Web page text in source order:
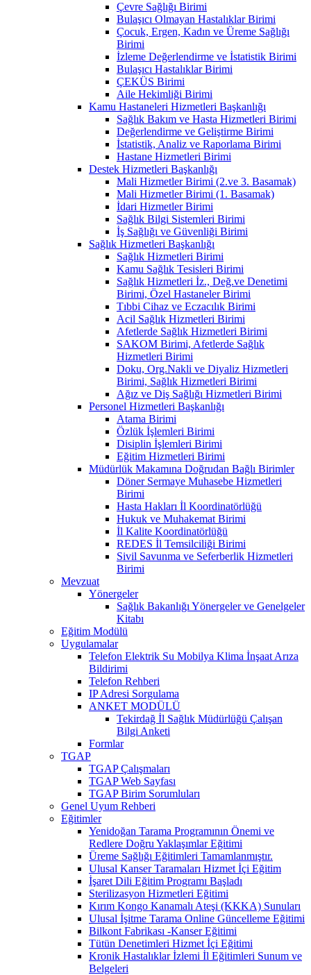
Çevre Sağlığı Birimi
Bulaşıcı Olmayan Hastalıklar Birimi
Çocuk, Ergen, Kadın ve Üreme Sağlığı
Birimi
İzleme Değerlendirme ve İstatistik Birimi
Bulaşıcı Hastalıklar Birimi
ÇEKÜS Birimi
Aile Hekimliği Birimi
Kamu Hastaneleri Hizmetleri Başkanlığı
Sağlık Bakım ve Hasta Hizmetleri Birimi
Değerlendirme ve Geliştirme Birimi
İstatistik, Analiz ve Raporlama Birimi
Hastane Hizmetleri Birimi
Destek Hizmetleri Başkanlığı
Mali Hizmetler Birimi (2.ve 3. Basamak)
Mali Hizmetler Birimi (1. Basamak)
İdari Hizmetler Birimi
Sağlık Bilgi Sistemleri Birimi
İş Sağlığı ve Güvenliği Birimi
Sağlık Hizmetleri Başkanlığı
Sağlık Hizmetleri Birimi
Kamu Sağlık Tesisleri Birimi
Sağlık Hizmetleri İz., Değ.ve Denetimi
Birimi, Özel Hastaneler Birimi
Tıbbi Cihaz ve Eczacılık Birimi
Acil Sağlık Hizmetleri Birimi
Afetlerde Sağlık Hizmetleri Birimi
SAKOM Birimi, Afetlerde Sağlık
Hizmetleri Birimi
Doku, Org.Nakli ve Diyaliz Hizmetleri
Birimi, Sağlık Hizmetleri Birimi
Ağız ve Diş Sağlığı Hizmetleri Birimi
Personel Hizmetleri Başkanlığı
Atama Birimi
Özlük İşlemleri Birimi
Disiplin İşlemleri Birimi
Eğitim Hizmetleri Birimi
Müdürlük Makamına Doğrudan Bağlı Birimler
Döner Sermaye Muhasebe Hizmetleri
Birimi
Hasta Hakları İl Koordinatörlüğü
Hukuk ve Muhakemat Birimi
İl Kalite Koordinatörlüğü
REDES İl Temsilciliği Birimi
Sivil Savunma ve Seferberlik Hizmetleri
Birimi
Mevzuat
Yönergeler
Sağlık Bakanlığı Yönergeler ve Genelgeler
Kitabı
Eğitim Modülü
Uygulamalar
Telefon Elektrik Su Mobilya Klima İnşaat Arıza
Bildirimi
Telefon Rehberi
IP Adresi Sorgulama
ANKET MODÜLÜ
Tekirdağ İl Sağlık Müdürlüğü Çalışan
Bilgi Anketi
Formlar
TGAP
TGAP Çalışmaları
TGAP Web Sayfası
TGAP Birim Sorumluları
Genel Uyum Rehberi
Eğitimler
Yenidoğan Tarama Programının Önemi ve
Redlere Doğru Yaklaşımlar Eğitimi
Üreme Sağlığı Eğitimleri Tamamlanmıştır.
Ulusal Kanser Taramaları Hizmet İçi Eğitim
İşaret Dili Eğitim Programı Başladı
Sterilizasyon Hizmetleri Eğitimi
Kırım Kongo Kanamalı Ateşi (KKKA) Sunuları
Ulusal İşitme Tarama Online Güncelleme Eğitimi
Bilkont Fabrikası -Kanser Eğitimi
Tütün Denetimleri Hizmet İçi Eğitimi
Kronik Hastalıklar İzlemi İl Eğitimleri Sunum ve
Belgeleri